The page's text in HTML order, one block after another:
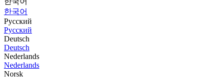
한국어
Русский
Русский
Deutsch
Deutsch
Nederlands
Nederlands
Norsk